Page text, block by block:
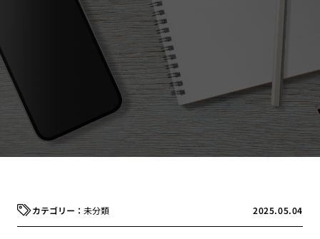
2025.05.04
未分類